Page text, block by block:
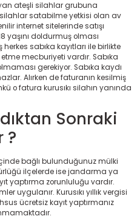
ateşli silahlar grubuna
silahlar satabilme yetkisi olan av
internet sitelerinde satışı
yaşını doldurmuş olması
sabıka kayıtları ile birlikte
mecburiyeti vardır. Sabıka
gerekiyor. Sabıka kaydı
Alırken de faturanın kesilmiş
o fatura kurusıkı silahın yanında
Sonraki
?
bağlı bulunduğunuz mülki
ilçelerde ise jandarma ya
yaptırma zorunluluğu vardır.
uygulanır. Kurusıkı yıllık vergisi
ücretsiz kayıt yaptırmanız